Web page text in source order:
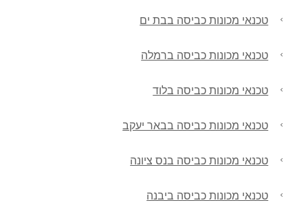
טכנאי מכונות כביסה בבת ים
טכנאי מכונות כביסה ברמלה
טכנאי מכונות כביסה בלוד
טכנאי מכונות כביסה בבאר יעקב
טכנאי מכונות כביסה בנס ציונה
טכנאי מכונות כביסה ביבנה